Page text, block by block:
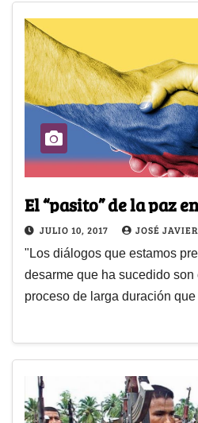
El “pasito” de la paz
JULIO 10, 2017 JOSÉ
"Los diálogos que estamos
desarme que ha sucedido son
proceso de larga duración